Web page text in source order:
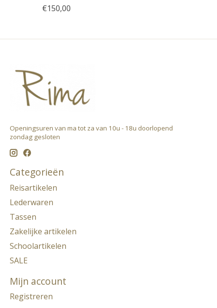
€150,00
Openingsuren van ma tot za van 10u - 18u doorlopend ​
zondag gesloten
Categorieën
Reisartikelen
Lederwaren
Tassen
Zakelijke artikelen
Schoolartikelen
SALE
Mijn account
Registreren